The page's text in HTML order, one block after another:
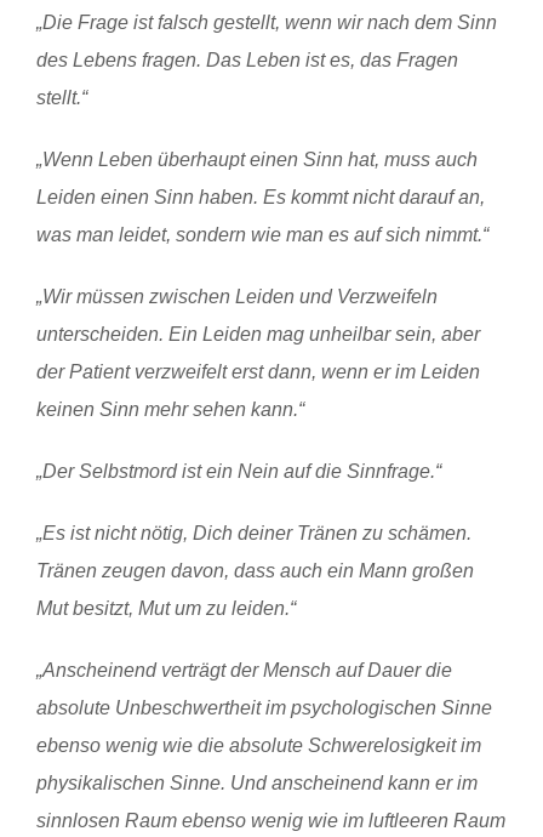
„Die Frage ist falsch gestellt, wenn wir nach dem Sinn
des Lebens fragen. Das Leben ist es, das Fragen
stellt.“
„Wenn Leben überhaupt einen Sinn hat, muss auch
Leiden einen Sinn haben. Es kommt nicht darauf an,
was man leidet, sondern wie man es auf sich nimmt.“
„Wir müssen zwischen Leiden und Verzweifeln
unterscheiden. Ein Leiden mag unheilbar sein, aber
der Patient verzweifelt erst dann, wenn er im Leiden
keinen Sinn mehr sehen kann.“
„Der Selbstmord ist ein Nein auf die Sinnfrage.“
„Es ist nicht nötig, Dich deiner Tränen zu schämen.
Tränen zeugen davon, dass auch ein Mann großen
Mut besitzt, Mut um zu leiden.“
„Anscheinend verträgt der Mensch auf Dauer die
absolute Unbeschwertheit im psychologischen Sinne
ebenso wenig wie die absolute Schwerelosigkeit im
physikalischen Sinne. Und anscheinend kann er im
sinnlosen Raum ebenso wenig wie im luftleeren Raum